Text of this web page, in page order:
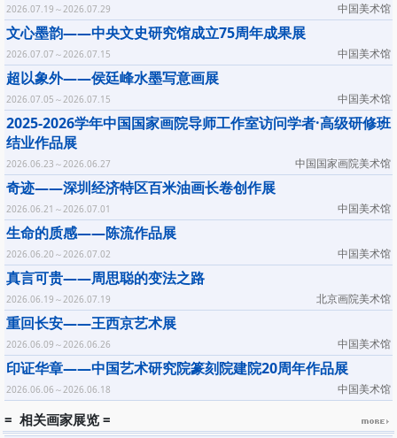
中国美术馆
2026.07.19～2026.07.29
文心墨韵——中央文史研究馆成立75周年成果展
中国美术馆
2026.07.07～2026.07.15
超以象外——侯廷峰水墨写意画展
中国美术馆
2026.07.05～2026.07.15
2025-2026学年中国国家画院导师工作室访问学者·高级研修班
结业作品展
中国国家画院美术馆
2026.06.23～2026.06.27
奇迹——深圳经济特区百米油画长卷创作展
中国美术馆
2026.06.21～2026.07.01
生命的质感——陈流作品展
中国美术馆
2026.06.20～2026.07.02
真言可贵——周思聪的变法之路
北京画院美术馆
2026.06.19～2026.07.19
重回长安——王西京艺术展
中国美术馆
2026.06.09～2026.06.26
印证华章——中国艺术研究院篆刻院建院20周年作品展
中国美术馆
2026.06.06～2026.06.18
= 相关画家展览 =